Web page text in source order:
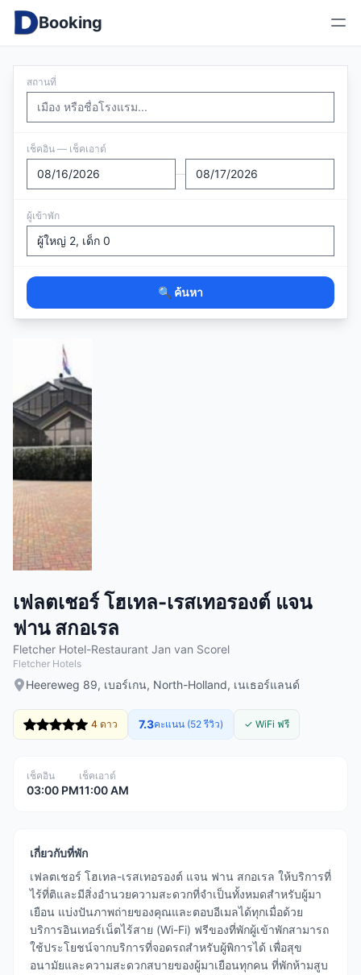
Booking
สถานที่
เช็คอิน — เช็คเอาต์
—
ผู้เข้าพัก
🔍 ค้นหา
เฟลตเชอร์ โฮเทล-เรสเทอรองต์ แจน
ฟาน สกอเรล
Fletcher Hotel-Restaurant Jan van Scorel
Fletcher Hotels
Heereweg 89, เบอร์เกน, North-Holland, เนเธอร์แลนด์
4 ดาว 7.3คะแนน (52 รีวิว) ✓ WiFi ฟรี
เช็คอิน
03:00 PM
เช็คเอาต์
11:00 AM
เกี่ยวกับที่พัก
เฟลตเชอร์ โฮเทล-เรสเทอรองต์ แจน ฟาน สกอเรล ให้บริการที่
ไร้ที่ติและมีสิ่งอำนวยความสะดวกที่จำเป็นทั้งหมดสำหรับผู้มา
เยือน แบ่งปันภาพถ่ายของคุณและตอบอีเมลได้ทุกเมื่อด้วย
บริการอินเทอร์เน็ตไร้สาย (Wi-Fi) ฟรีของที่พักผู้เข้าพักสามารถ
ใช้ประโยชน์จากบริการที่จอดรถสำหรับผู้พิการได้ เพื่อสุข
อนามัยและความสะดวกสบายของผู้มาเยือนทุกคน ที่พักห้ามสูบ